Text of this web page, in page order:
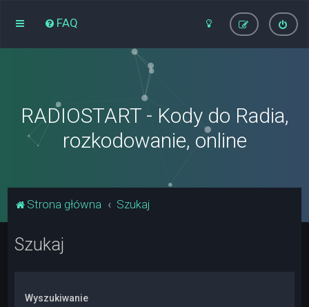
FAQ
RADIOSTART - Kody do Radia,
rozkodowanie, online
Strona główna Szukaj
Szukaj
Wyszukiwanie